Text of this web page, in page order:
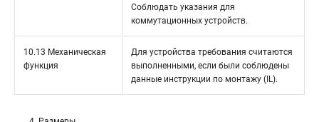
Соблюдать указания для
коммутационных устройств.
10.13 Механическая
функция
Для устройства требования считаются
выполненными, если были соблюдены
данные инструкции по монтажу (IL).